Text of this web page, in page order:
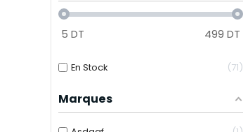
5 DT 499 DT
En Stock 71
Marques